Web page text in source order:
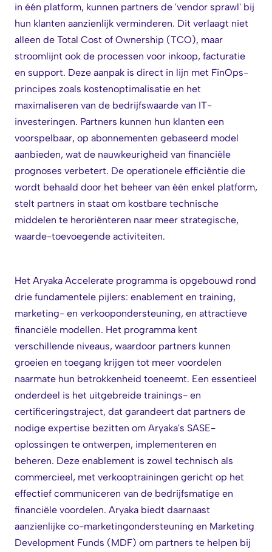
in één platform, kunnen partners de 'vendor sprawl' bij
hun klanten aanzienlijk verminderen. Dit verlaagt niet
alleen de Total Cost of Ownership (TCO), maar
stroomlijnt ook de processen voor inkoop, facturatie
en support. Deze aanpak is direct in lijn met FinOps-
principes zoals kostenoptimalisatie en het
maximaliseren van de bedrijfswaarde van IT-
investeringen. Partners kunnen hun klanten een
voorspelbaar, op abonnementen gebaseerd model
aanbieden, wat de nauwkeurigheid van financiële
prognoses verbetert. De operationele efficiëntie die
wordt behaald door het beheer van één enkel platform,
stelt partners in staat om kostbare technische
middelen te heroriënteren naar meer strategische,
waarde-toevoegende activiteiten.
Het Aryaka Accelerate programma is opgebouwd rond
drie fundamentele pijlers: enablement en training,
marketing- en verkoopondersteuning, en attractieve
financiële modellen. Het programma kent
verschillende niveaus, waardoor partners kunnen
groeien en toegang krijgen tot meer voordelen
naarmate hun betrokkenheid toeneemt. Een essentieel
onderdeel is het uitgebreide trainings- en
certificeringstraject, dat garandeert dat partners de
nodige expertise bezitten om Aryaka's SASE-
oplossingen te ontwerpen, implementeren en
beheren. Deze enablement is zowel technisch als
commercieel, met verkooptrainingen gericht op het
effectief communiceren van de bedrijfsmatige en
financiële voordelen. Aryaka biedt daarnaast
aanzienlijke co-marketingondersteuning en Marketing
Development Funds (MDF) om partners te helpen bij